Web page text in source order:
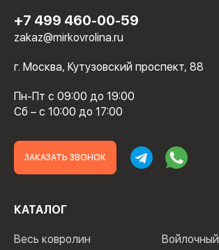
+7 499 460-00-59
zakaz@mirkovrolina.ru
г. Москва, Кутузовский проспект, 88
Пн-Пт с 09:00 до 19:00
Сб – с 10:00 до 17:00
ЗАКАЗАТЬ ЗВОНОК
КАТАЛОГ
Весь ковролин
Войлочный